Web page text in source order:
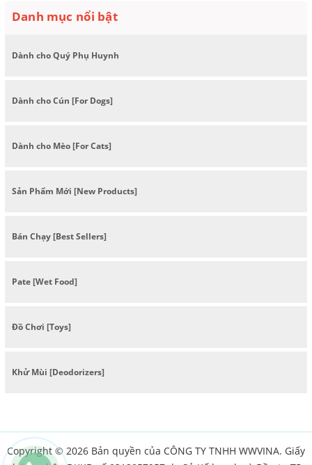
Danh mục nổi bật
Dành cho Quý Phụ Huynh
Dành cho Cún [For Dogs]
Dành cho Mèo [For Cats]
Sản Phẩm Mới [New Products]
Bán Chạy [Best Sellers]
Pate [Wet Food]
Đồ Chơi [Toys]
Khử Mùi [Deodorizers]
Copyright © 2026 Bản quyền của CÔNG TY TNHH WWVINA. Giấy